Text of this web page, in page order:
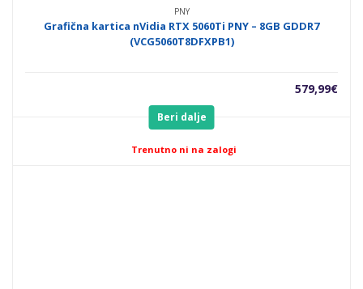
PNY
Grafična kartica nVidia RTX 5060Ti PNY – 8GB GDDR7
(VCG5060T8DFXPB1)
579,99€
Beri dalje
Trenutno ni na zalogi